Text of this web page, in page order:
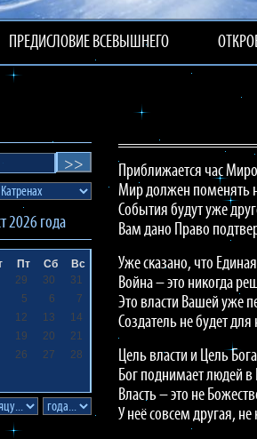
ПРЕДИСЛОВИЕ ВСЕВЫШНЕГО
2026года
Пт Сб
Вс
29 30
31
5 6
7
12 13
14
19 20
21
26 27
28
Приближается час
Мир должен поменять
События будут уже
Вам дано Право
Уже сказано, что
Война – это никогда
Это власти Вашей уже
Создатель не будет
Цель власти и Цель
Бог поднимает людей в
Власть – это не
У неё совсем другая, не